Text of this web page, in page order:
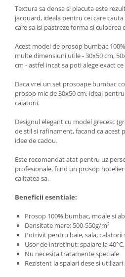
Textura sa densa si placuta este
jacquard, ideala pentru cei care
care sa isi pastreze forma si culoarea
Acest model de prosop bumbac
multe dimensiuni utile - 30x50 cm,
cm - astfel incat sa poti alege exact
Daca vrei un set prosoape bumbac
prosop mic de 30x50 cm, ideal
calatorii.
Designul elegant cu model grecesc
de stil si rafinament, facand ca acest
idee de cadou.
Este recomandat atat pentru uz
profesionale, fiind un prosop
calitatea sa.
Beneficii esentiale:
Prosop 100% bumbac, moale si
Densitate mare: 500-550g/m²
Potrivit pentru baie, sala, calatorii
Usor de intretinut: spalare la 40°C,
Nu necesita tratamente speciale
Rezistent la spalari dese si utilizari